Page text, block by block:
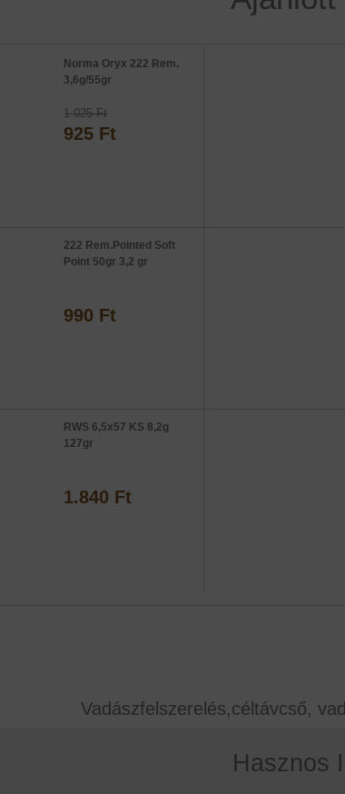
Norma Oryx 222 Rem.
3,6g/55gr
1.025 Ft
925 Ft
222 Rem.Pointed Soft
Point 50gr 3,2 gr
990 Ft
RWS 6,5x57 KS 8,2g
127gr
1.840 Ft
Vadászfelszerelés,céltávcső,
Hasznos